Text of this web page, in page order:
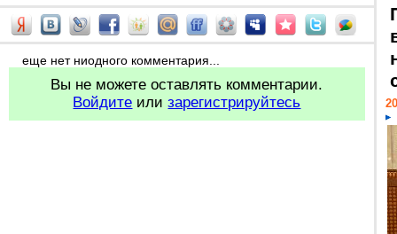
еще нет ниодного комментария...
Вы не можете оставлять комментарии.
Войдите илизарегистрируйтесь